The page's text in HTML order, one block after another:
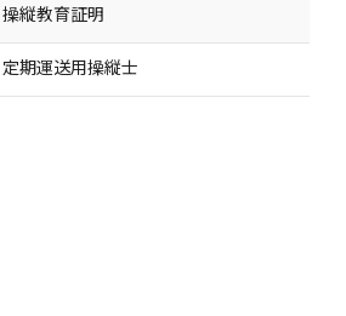
操縦教育証明
定期運送用操縦士